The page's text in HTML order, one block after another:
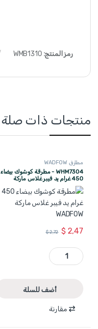
رمز المنتج: WMB1310
منتجات ذات صلة
مطارق WADFOW
WHM7304 - مطرقة كوشوك بيضاء
450 غرام يد فيبر غلاس ماركة
WADFOW
$2,47
$2,72
WHM7304 - مطرقة كوشوك بيضاء 450 غرام يد فيبر غلاس ماركة WADFOW quantity
أضف للسلة
مقارنة